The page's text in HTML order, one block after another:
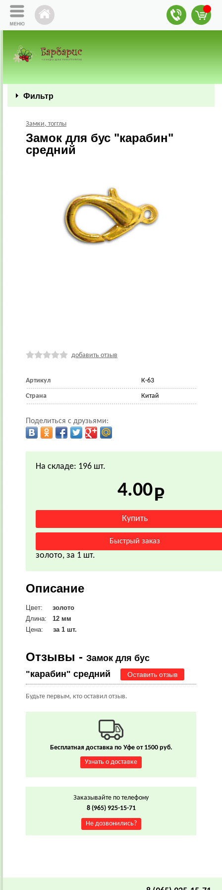
Фильтр
Замки, тогглы
Замок для бус "карабин"
средний
добавить отзыв
Артикул К-63
Страна Китай
Поделиться с друзьями:
На складе: 196 шт.
4.00
золото, за 1 шт.
Описание
Цвет:
золото
Длина: 12 мм
Цена:
за 1 шт.
Отзывы - Замок для бус
"карабин" средний
Оставить отзыв
Будьте первым, кто оставил отзыв.
Бесплатная доставка по Уфе от 1500 руб.
Узнать о доставке
Заказывайте по телефону
8 (965) 925-15-71
Не дозвонились?